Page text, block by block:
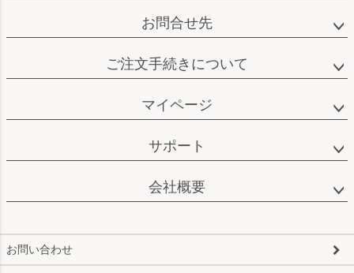
お問合せ先
ご注文手続きについて
マイページ
サポート
会社概要
お問い合わせ